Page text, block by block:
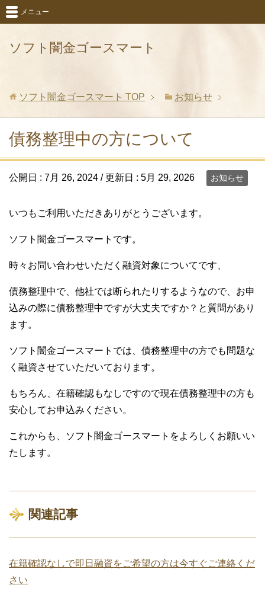
ソフト闇金ゴースマート
メニュー
ソフト闇金ゴースマート TOP お知らせ
債務整理中の方について
公開日 : 7月 26, 2024 / 更新日 : 5月 29, 2026 お知らせ
いつもご利用いただきありがとうございます。
ソフト闇金ゴースマートです。
時々お問い合わせいただく融資対象についてです、
債務整理中で、他社では断られたりするようなので、お申
込みの際に債務整理中ですが大丈夫ですか？と質問があり
ます。
ソフト闇金ゴースマートでは、債務整理中の方でも問題な
く融資させていただいております。
もちろん、在籍確認もなしですので現在債務整理中の方も
安心してお申込みください。
これからも、ソフト闇金ゴースマートをよろしくお願いい
たします。
関連記事
在籍確認なしで即日融資をご希望の方は今すぐご連絡くだ
さい